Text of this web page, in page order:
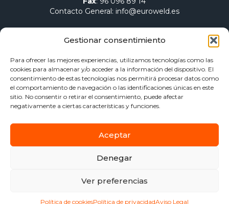
Gestionar consentimiento
Para ofrecer las mejores experiencias, utilizamos tecnologías como las
cookies para almacenar y/o acceder a la información del dispositivo. El
consentimiento de estas tecnologías nos permitirá procesar datos como
el comportamiento de navegación o las identificaciones únicas en este
sitio. No consentir o retirar el consentimiento, puede afectar
negativamente a ciertas características y funciones.
Aceptar
Denegar
Ver preferencias
Política de cookiesPolítica de privacidadAviso Legal
Quiénes somos
Equipos de soldadura
Electrodos para soldadura
Blog
Política de privacidad
Contacto General: info@euroweld.es